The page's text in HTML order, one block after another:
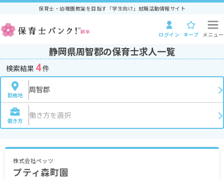
保育士・幼稚園教諭を目指す「学生向け」就職活動情報サイト
ログイン キープ メニュー
静岡県周智郡の保育士求人一覧
検索結果 4件
勤務地
周智郡
働き方
働き方を選択
株式会社ペッツ
プティ森町園